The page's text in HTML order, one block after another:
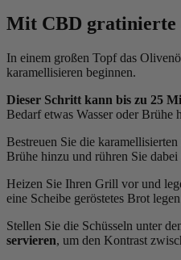
Mit CBD gratinierte
In einem großen Topf das
karamellisieren beginnen.
Dieser Schritt kann bis zu 25
Bedarf etwas Wasser oder
Bestreuen Sie die
Brühe hinzu und rühren Sie
Heizen Sie Ihren Grill vor und
eine Scheibe geröstetes Brot
Stellen Sie die Schüsseln unter
servieren, um den Kontrast